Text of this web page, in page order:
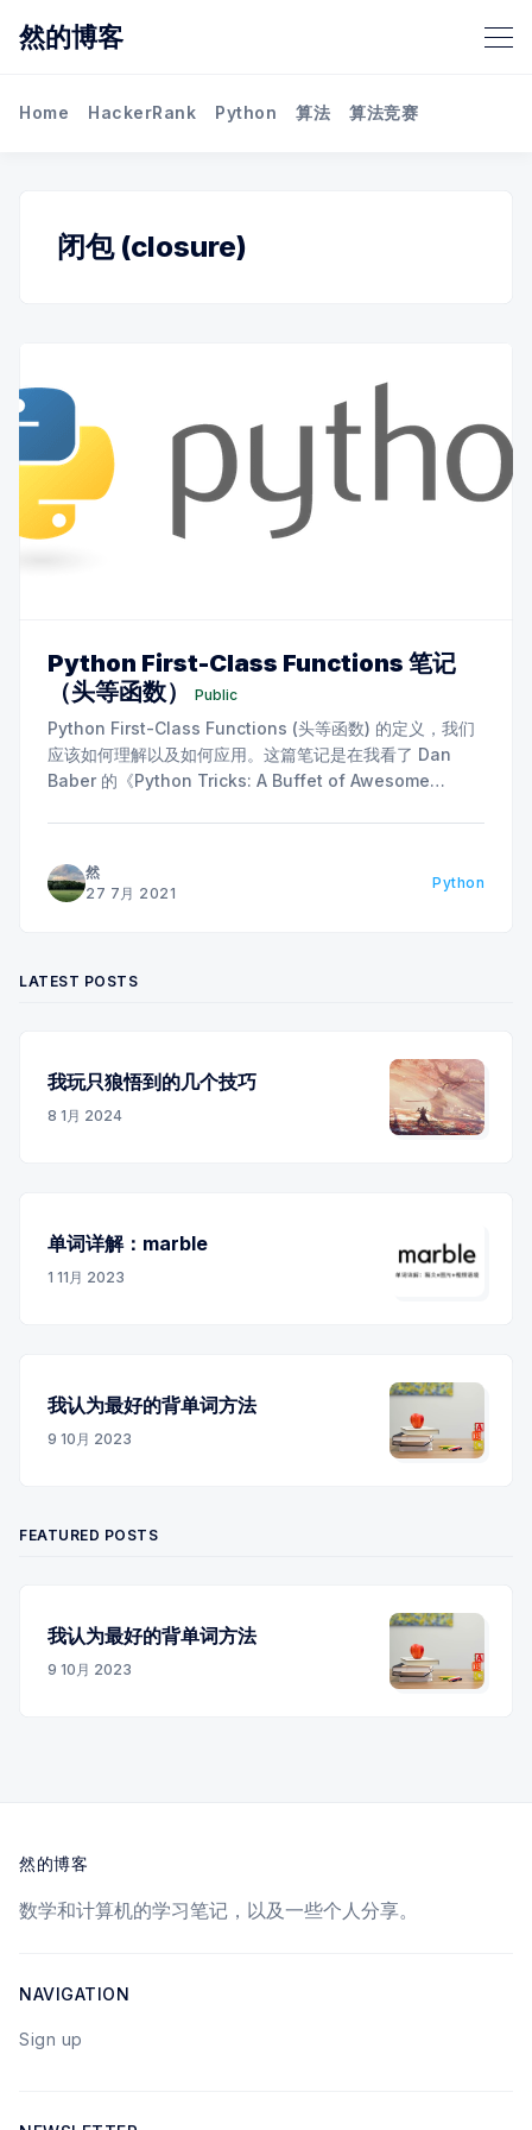
然的博客
Home HackerRank Python 算法 算法竞赛
闭包 (closure)
Python First-Class Functions 笔记
（头等函数）
Public
Python First-Class Functions (头等函数) 的定义，我们
应该如何理解以及如何应用。这篇笔记是在我看了 Dan
Baber 的《Python Tricks: A Buffet of Awesome
然
27 7月 2021
Python
LATEST POSTS
我玩只狼悟到的几个技巧
8 1月 2024
单词详解：marble
1 11月 2023
我认为最好的背单词方法
9 10月 2023
FEATURED POSTS
我认为最好的背单词方法
9 10月 2023
然的博客
数学和计算机的学习笔记，以及一些个人分享。
NAVIGATION
Sign up